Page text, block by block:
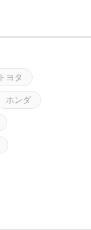
トヨタ
ホンダ